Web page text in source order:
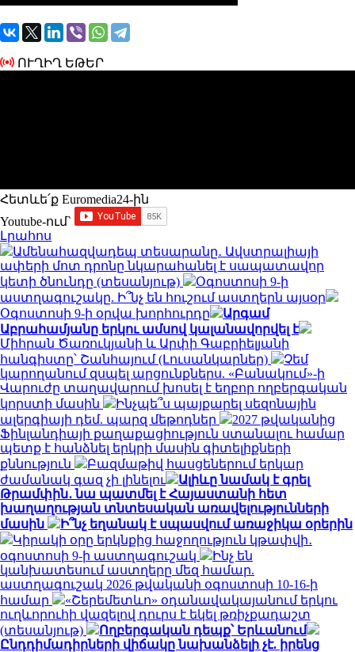
ՈՒՂԻՂ ԵԹԵՐ
Հետևե՛ք Euromedia24-ին
Youtube-ում`
Լրահոս
Ամենահազվադեպ տեսարանը․ Ավստրալիայի
ափերի մոտ դրոնը նկարահանել է սապատավոր
կետի ծնունդը (տեսանյութ)
Օգոստոսի 9-ի
աստղագուշակը. Ի՞նչ են հուշում աստղերն այսօր
Օգոստոսի 9-ի օրվա խորհուրդը
Արգամ
Աբրահամյանը երկու ամսով կալանավորվել է
Միհրան Ծառուկյանի և Արփի Գաբրիելյանի
հանգիստը՝ Շանհայում (Լուսանկարներ)
Չեմ
կարողանում զսպել արցունքներս. «Բանակում»-ի
Վարուժը տաղավարում խոսել է եղբոր ողբերգական
կորստի մասին
Ինչպե՞ս պայքարել սեզոնային
ալերգիայի դեմ. պարզ մեթոդներ
2027 թվականից
Ֆինլանդիայի քաղաքացիություն ստանալու համար
պետք է հանձնել երկրի մասին գիտելիքների
քննություն
Բազմաթիվ հասցեներում երկար
ժամանակ գազ չի լինելու
Ալիևը նամակ է գրել
Թրամփին․ նա պատմել է Հայաստանի հետ
խաղաղության տնտեսական առավելությունների
մասին
Ի՞նչ եղանակ է սպասվում առաջիկա օրերին
Կիրակի օրը երկնքից հաջողություն կթափվի․
օգոստոսի 9-ի աստղագուշակ
Ինչ են
կանխատեսում աստղերը մեզ համար.
աստղագուշակ 2026 թվականի օգոստոսի 10-16-ի
համար
«Շերեմետևո» օդանավակայանում երկու
ուղևորուհի վազելով դուրս է եկել թռիչքադաշտ
(տեսանյութ)
Ողբերգական դեպք՝ Երևանում
Ընդդիմադիրների վիճակը նախանձելի չէ. իրենց